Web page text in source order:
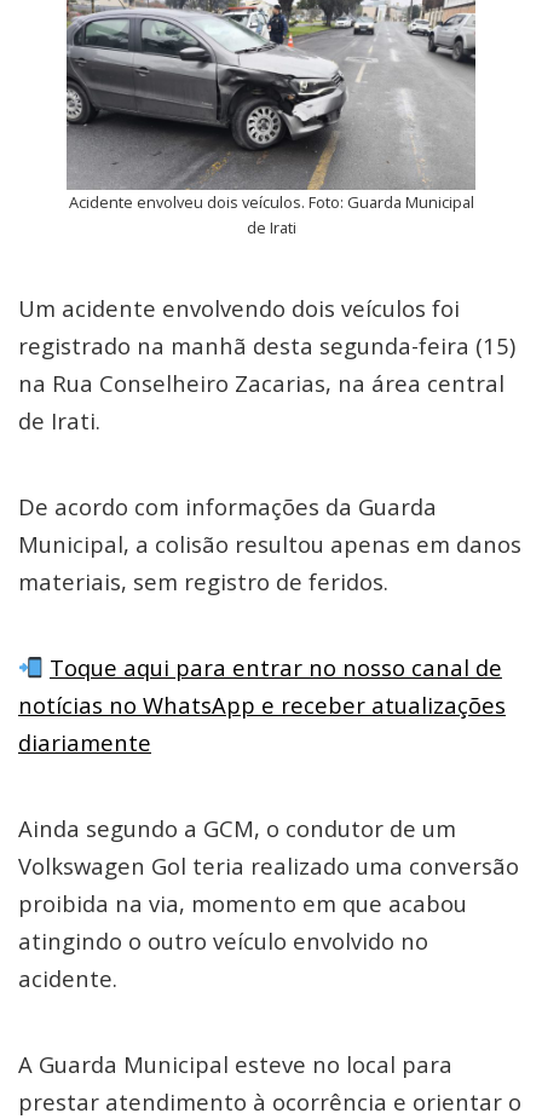
Acidente envolveu dois veículos. Foto: Guarda Municipal
de Irati
Um acidente envolvendo dois veículos foi
registrado na manhã desta segunda-feira (15)
na Rua Conselheiro Zacarias, na área central
de Irati.
De acordo com informações da Guarda
Municipal, a colisão resultou apenas em danos
materiais, sem registro de feridos.
Toque aqui para entrar no nosso canal de
notícias no WhatsApp e receber atualizações
diariamente
Ainda segundo a GCM, o condutor de um
Volkswagen Gol teria realizado uma conversão
proibida na via, momento em que acabou
atingindo o outro veículo envolvido no
acidente.
A Guarda Municipal esteve no local para
prestar atendimento à ocorrência e orientar o